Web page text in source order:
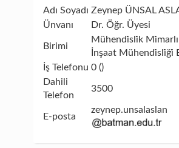
Adı Soyadı Zeynep ÜNSAL
Ünvanı
Dr. Öğr. Üyesi
Birimi
Mühendi̇sli̇k
İnşaat Mühendi̇sli̇ği̇
İş Telefonu 0 ()
Dahili
Telefon
3500
E-posta
zeynep.unsalaslan